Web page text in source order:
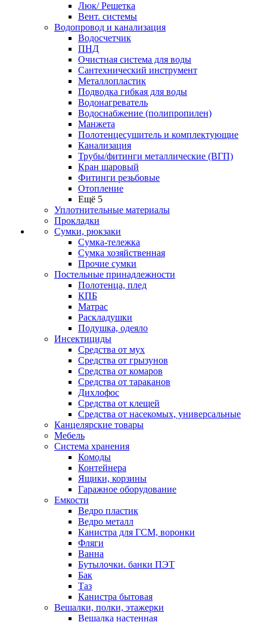
Люк/ Решетка
Вент. системы
Водопровод и канализация
Водосчетчик
ПНД
Очистная система для воды
Сантехнический инструмент
Металлопластик
Подводка гибкая для воды
Водонагреватель
Водоснабжение (полипропилен)
Манжета
Полотенцесушитель и комплектующие
Канализация
Трубы/фитинги металлические (ВГП)
Кран шаровый
Фитинги резьбовые
Отопление
Ещё 5
Уплотнительные материалы
Прокладки
Сумки, рюкзаки
Сумка-тележка
Сумка хозяйственная
Прочие сумки
Постельные принадлежности
Полотенца, плед
КПБ
Матрас
Раскладушки
Подушка, одеяло
Инсектициды
Средства от мух
Средства от грызунов
Средства от комаров
Средства от тараканов
Дихлофос
Средства от клещей
Средства от насекомых, универсальные
Канцелярские товары
Мебель
Система хранения
Комоды
Контейнера
Ящики, корзины
Гаражное оборудование
Емкости
Ведро пластик
Ведро металл
Канистра для ГСМ, воронки
Фляги
Ванна
Бутылочки. банки ПЭТ
Бак
Таз
Канистра бытовая
Вешалки, полки, этажерки
Вешалка настенная